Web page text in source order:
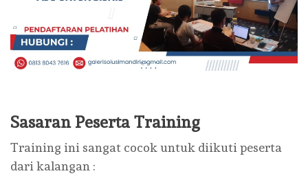
Sasaran Peserta Training
Training ini sangat cocok untuk diikuti peserta
dari kalangan :